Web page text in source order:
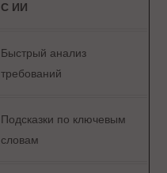
С ИИ
Быстрый анализ
требований
Подсказки по ключевым
словам